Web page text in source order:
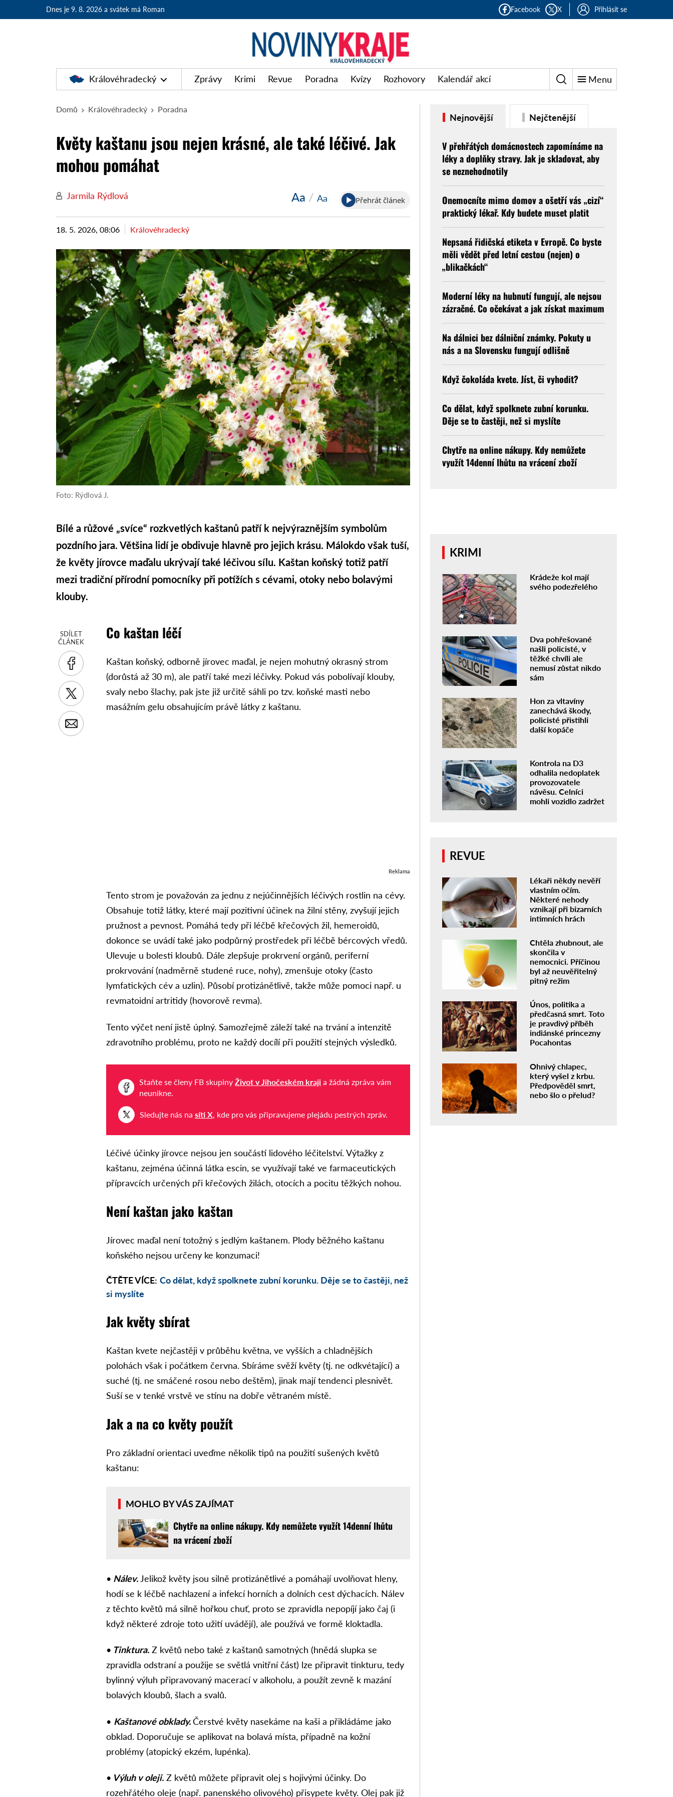
Dnes je 9. 8. 2026 a svátek má Roman Facebook X Přihlásit se
Královéhradecký Zprávy Krimi Revue Poradna Kvízy Rozhovory Kalendář akcí Menu
Domů Královéhradecký Poradna
Květy kaštanu jsou nejen krásné, ale také léčivé. Jak
mohou pomáhat
Jarmila Rýdlová Aa / Aa Přehrát článek
18. 5. 2026, 08:06 Královéhradecký
Foto: Rýdlová J.
Bílé a růžové „svíce“ rozkvetlých kaštanů patří k nejvýraznějším symbolům
pozdního jara. Většina lidí je obdivuje hlavně pro jejich krásu. Málokdo však tuší,
že květy jírovce maďalu ukrývají také léčivou sílu. Kaštan koňský totiž patří
mezi tradiční přírodní pomocníky při potížích s cévami, otoky nebo bolavými
klouby.
SDÍLET
ČLÁNEK
Co kaštan léčí
Kaštan koňský, odborně jírovec maďal, je nejen mohutný okrasný strom
(dorůstá až 30 m), ale patří také mezi léčivky. Pokud vás pobolívají klouby,
svaly nebo šlachy, pak jste již určitě sáhli po tzv. koňské masti nebo
masážním gelu obsahujícím právě látky z kaštanu.
Reklama
Tento strom je považován za jednu z nejúčinnějších léčivých rostlin na cévy.
Obsahuje totiž látky, které mají pozitivní účinek na žilní stěny, zvyšují jejich
pružnost a pevnost. Pomáhá tedy při léčbě křečových žil, hemeroidů,
dokonce se uvádí také jako podpůrný prostředek při léčbě bércových vředů.
Ulevuje u bolesti kloubů. Dále zlepšuje prokrvení orgánů, periferní
prokrvování (nadměrně studené ruce, nohy), zmenšuje otoky (často
lymfatických cév a uzlin). Působí protizánětlivě, takže může pomoci např. u
revmatoidní artritidy (hovorově revma).
Tento výčet není jistě úplný. Samozřejmě záleží také na trvání a intenzitě
zdravotního problému, proto ne každý docílí při použití stejných výsledků.
Staňte se členy FB skupinyŽivot v Jihočeském kraji a žádná zpráva vám
neunikne.
Sledujte nás nasíti X , kde pro vás připravujeme plejádu pestrých zpráv.
Léčivé účinky jírovce nejsou jen součástí lidového léčitelství. Výtažky z
kaštanu, zejména účinná látka escin, se využívají také ve farmaceutických
přípravcích určených při křečových žilách, otocích a pocitu těžkých nohou.
Není kaštan jako kaštan
Jírovec maďal není totožný s jedlým kaštanem. Plody běžného kaštanu
koňského nejsou určeny ke konzumaci!
ČTĚTE VÍCE: Co dělat, když spolknete zubní korunku. Děje se to častěji, než
si myslíte
Jak květy sbírat
Kaštan kvete nejčastěji v průběhu května, ve vyšších a chladnějších
polohách však i počátkem června. Sbíráme svěží květy (tj. ne odkvétající) a
suché (tj. ne smáčené rosou nebo deštěm), jinak mají tendenci plesnivět.
Suší se v tenké vrstvě ve stínu na dobře větraném místě.
Jak a na co květy použít
Pro základní orientaci uveďme několik tipů na použití sušených květů
kaštanu:
MOHLO BY VÁS ZAJÍMAT
Chytře na online nákupy. Kdy nemůžete využít 14denní lhůtu
na vrácení zboží
• Nálev. Jelikož květy jsou silně protizánětlivé a pomáhají uvolňovat hleny,
hodí se k léčbě nachlazení a infekcí horních a dolních cest dýchacích. Nálev
z těchto květů má silně hořkou chuť, proto se zpravidla nepopíjí jako čaj (i
když některé zdroje toto užití uvádějí), ale používá ve formě kloktadla.
• Tinktura. Z květů nebo také z kaštanů samotných (hnědá slupka se
zpravidla odstraní a použije se světlá vnitřní část) lze připravit tinkturu, tedy
bylinný výluh připravovaný macerací v alkoholu, a použít zevně k mazání
bolavých kloubů, šlach a svalů.
• Kaštanové obklady.Čerstvé květy nasekáme na kaši a přikládáme jako
obklad. Doporučuje se aplikovat na bolavá místa, případně na kožní
problémy (atopický ekzém, lupénka).
• Výluh v oleji. Z květů můžete připravit olej s hojivými účinky. Do
rozehřátého oleje (např. panenského olivového) přisypete květy. Olej pak již
Nejnovější Nejčtenější
V přehřátých domácnostech zapomínáme na
léky a doplňky stravy. Jak je skladovat, aby
se neznehodnotily
Onemocníte mimo domov a ošetří vás „cizí“
praktický lékař. Kdy budete muset platit
Nepsaná řidičská etiketa v Evropě. Co byste
měli vědět před letní cestou (nejen) o
„blikačkách“
Moderní léky na hubnutí fungují, ale nejsou
zázračné. Co očekávat a jak získat maximum
Na dálnici bez dálniční známky. Pokuty u
nás a na Slovensku fungují odlišně
Když čokoláda kvete. Jíst, či vyhodit?
Co dělat, když spolknete zubní korunku.
Děje se to častěji, než si myslíte
Chytře na online nákupy. Kdy nemůžete
využít 14denní lhůtu na vrácení zboží
KRIMI
Krádeže kol mají
svého podezřelého
Dva pohřešované
našli policisté, v
těžké chvíli ale
nemusí zůstat nikdo
sám
Hon za vltavíny
zanechává škody,
policisté přistihli
další kopáče
Kontrola na D3
odhalila nedoplatek
provozovatele
návěsu. Celníci
mohli vozidlo zadržet
REVUE
Lékaři někdy nevěří
vlastním očím.
Některé nehody
vznikají při bizarních
intimních hrách
Chtěla zhubnout, ale
skončila v
nemocnici. Příčinou
byl až neuvěřitelný
pitný režim
Únos, politika a
předčasná smrt. Toto
je pravdivý příběh
indiánské princezny
Pocahontas
Ohnivý chlapec,
který vyšel z krbu.
Předpověděl smrt,
nebo šlo o přelud?